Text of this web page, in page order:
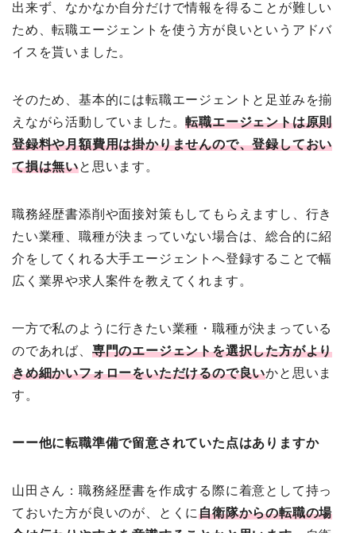
出来ず、なかなか自分だけで情報を得ることが難しい
ため、転職エージェントを使う方が良いというアドバ
イスを貰いました。
そのため、基本的には転職エージェントと足並みを揃
えながら活動していました。転職エージェントは原則
登録料や月額費用は掛かりませんので、登録しておい
て損は無いと思います。
職務経歴書添削や面接対策もしてもらえますし、行き
たい業種、職種が決まっていない場合は、総合的に紹
介をしてくれる大手エージェントへ登録することで幅
広く業界や求人案件を教えてくれます。
一方で私のように行きたい業種・職種が決まっている
のであれば、 専門のエージェントを選択した方がより
きめ細かいフォローをいただけるので良いかと思いま
す。
ーー他に転職準備で留意されていた点はありますか
山田さん：職務経歴書を作成する際に着意として持っ
ておいた方が良いのが、とくに自衛隊からの転職の場